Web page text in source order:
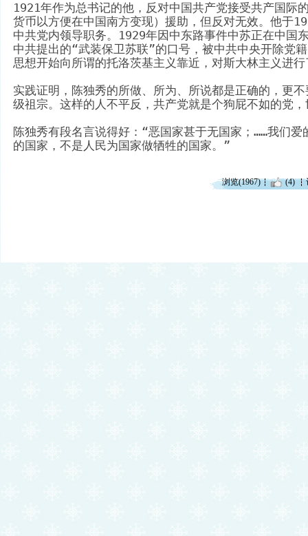
1921年作为总书记的他，反对中国共产党接受共产国际
货币以方便在中国南方变现）援助，但反对无效。他于
中共党内领导职务。1929年因中东路事件中苏正在中国
中共提出的“武装保卫苏联”的口号，被中共中央开除党
思想开始向所谓的托洛茨基主义靠近，对斯大林主义进
实践证明，陈独秀的所做、所为、所说都是正确的，更
级祖宗。这样的人不平反，共产党就是个狗屁不如的党
陈独秀有段名言说得好：“恶国家甚于无国家；……我们爱
的国家，不是人民为国家做牺牲的国家。”
浏览(1967) (4)